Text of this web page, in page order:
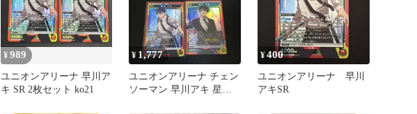
¥989
ユニオンアリーナ 早川ア
キ SR 2枚セット ko21
¥ 1,777
ユニオンアリーナ チェン
ソーマン 早川アキ 星
¥400
ユニオンアリーナ 早川
アキSR